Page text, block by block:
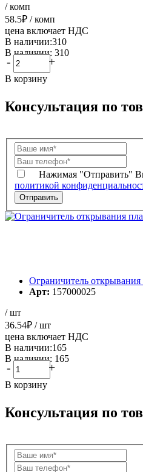
/ комп
58.5₽ / комп
цена включает НДС
В наличии:310
В наличии: 310
- +
В корзину
Консультация по
Нажимая "Отправить"
политикой
Ограничитель
Арт: 157000025
/ шт
36.54₽ / шт
цена включает НДС
В наличии:165
В наличии: 165
- +
В корзину
Консультация по